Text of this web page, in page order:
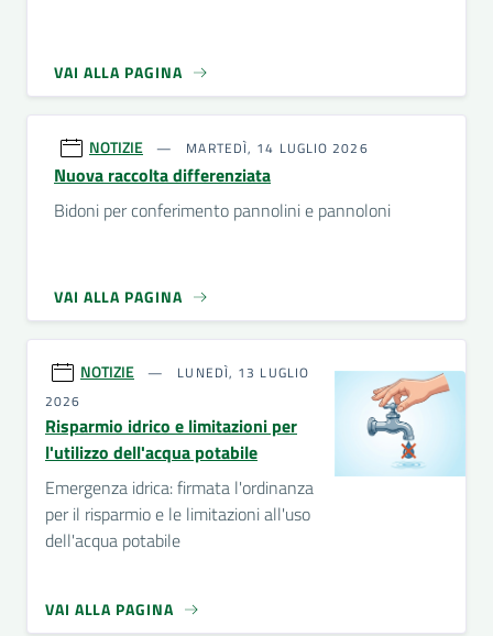
VAI ALLA PAGINA
NOTIZIE MARTEDÌ, 14 LUGLIO 2026
Nuova raccolta differenziata
Bidoni per conferimento pannolini e pannoloni
VAI ALLA PAGINA
NOTIZIE
LUNEDÌ, 13 LUGLIO
2026
Risparmio idrico e limitazioni per
l'utilizzo dell'acqua potabile
Emergenza idrica: firmata l'ordinanza
per il risparmio e le limitazioni all'uso
dell'acqua potabile
VAI ALLA PAGINA